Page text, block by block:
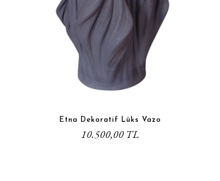
Etna Dekoratif Lüks Vazo
10.500,00 TL